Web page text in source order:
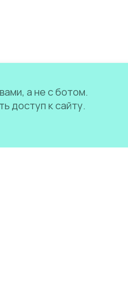
а не с ботом.
доступ к сайту.